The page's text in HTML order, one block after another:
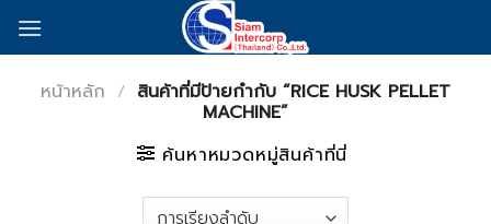
หน้าหลัก / สินค้าที่มีป้ายกำกับ “RICE HUSK PELLET
MACHINE”
ค้นหาหมวดหมู่สินค้าที่นี่